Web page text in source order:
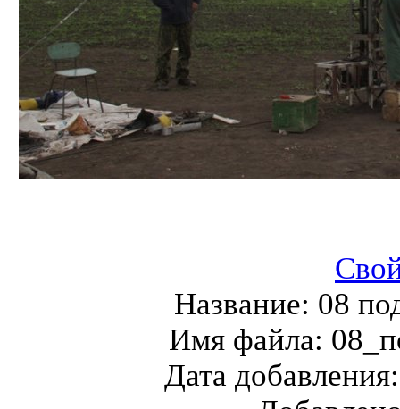
Название: 08
Имя файла:
Дата